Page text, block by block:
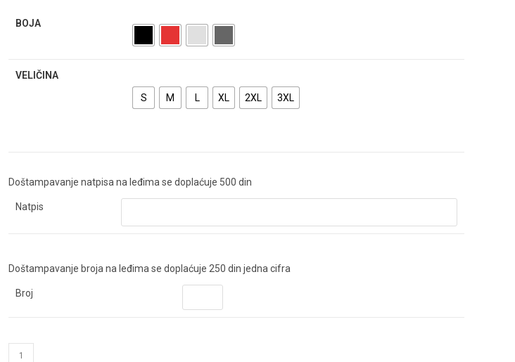
BOJA
VELIČINA
S
M L XL 2XL 3XL
Doštampavanje natpisa na leđima se doplaćuje 500 din
Natpis
Doštampavanje broja na leđima se doplaćuje 250 din jedna cifra
Broj
Bayer